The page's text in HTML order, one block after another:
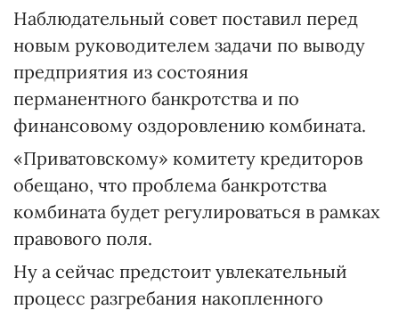
Наблюдательный совет поставил перед
новым руководителем задачи по выводу
предприятия из состояния
перманентного банкротства и по
финансовому оздоровлению комбината.
«Приватовскому» комитету кредиторов
обещано, что проблема банкротства
комбината будет регулироваться в рамках
правового поля.
Ну а сейчас предстоит увлекательный
процесс разгребания накопленного